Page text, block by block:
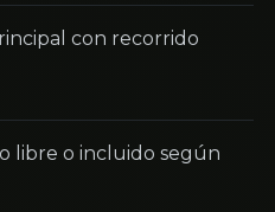
con recorrido
libre o incluido según